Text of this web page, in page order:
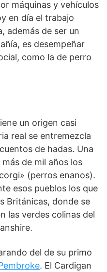
máquinas y vehículos
en día el trabajo
además de ser un
es desempeñar
como la de perro
un origen casi
real se entremezcla
de hadas. Una
de mil años los
(perros enanos).
esos pueblos los que
Británicas, donde se
las verdes colinas del
del de su primo
. El Cardigan